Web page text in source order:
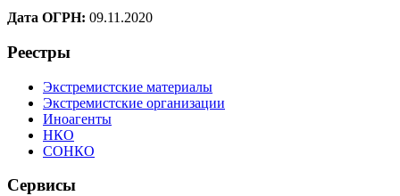
Дата ОГРН: 09.11.2020
Реестры
Экстремистские материалы
Экстремистские организации
Иноагенты
НКО
СОНКО
Сервисы